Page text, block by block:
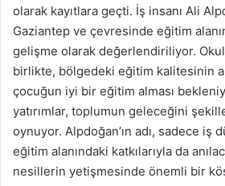
olarak kayıtlara geçti. İş insanı Ali
Gaziantep ve çevresinde eğitim
gelişme olarak değerlendiriliyor.
birlikte, bölgedeki eğitim kalitesinin
çocuğun iyi bir eğitim alması
yatırımlar, toplumun geleceğini
oynuyor. Alpdoğan’ın adı, sadece iş
eğitim alanındaki katkılarıyla da
nesillerin yetişmesinde önemli bir